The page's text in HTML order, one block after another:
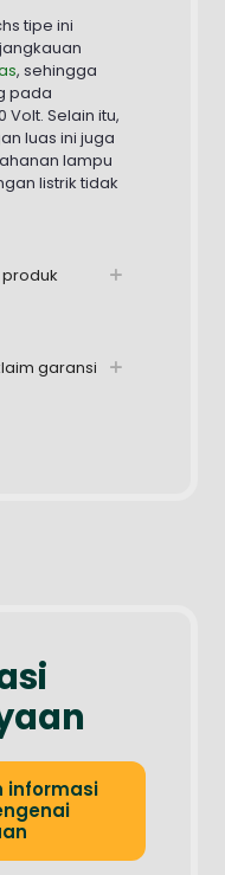
tipe ini
, sehingga
pada
Volt. Selain itu,
luas ini juga
lampu
listrik tidak
garansi
informasi